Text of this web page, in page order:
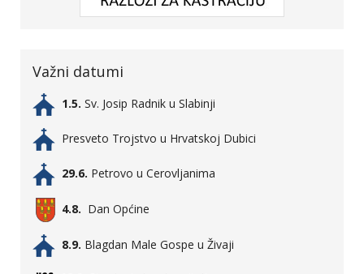
Važni datumi
1.5. Sv. Josip Radnik u Slabinji
Presveto Trojstvo u Hrvatskoj Dubici
29.6. Petrovo u Cerovljanima
4.8. Dan Općine
8.9. Blagdan Male Gospe u Živaji